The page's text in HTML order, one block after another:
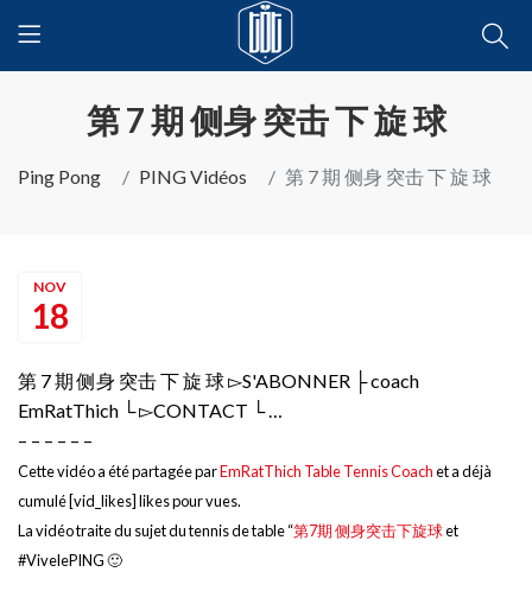
第 7 期 侧身 突击 下 旋 球
Ping Pong PING Vidéos 第 7 期 侧身 突击 下 旋 球
18
NOV
第 7 期 侧身 突击 下 旋 球 ▻S'ABONNER ├ coach
EmRatThich └ ▻CONTACT └ …
– – – – – –
Cette vidéo a été partagée parEmRatThich Table Tennis Coachet a déjà
cumulé [vid_likes] likes pour vues.
La vidéo traite du sujet du tennis de table “第7期 侧身突击下旋球et
#VivelePING 🙂